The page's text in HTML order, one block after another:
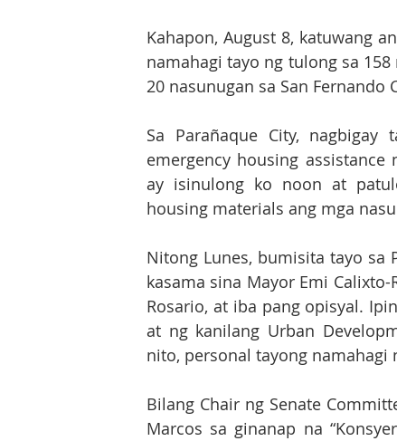
Kahapon, August 8, katuwang
namahagi tayo ng tulong sa
20 nasunugan sa San Fernando
Sa Parañaque City,
emergency housing assistance
ay isinulong ko noon at
housing materials ang mga
Nitong Lunes, bumisita tayo sa
kasama sina Mayor Emi
Rosario, at iba pang opisyal.
at ng kanilang Urban
nito, personal tayong namahagi
Bilang Chair ng Senate
Marcos sa ginanap na